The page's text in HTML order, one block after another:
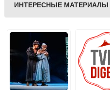
ИНТЕРЕСНЫЕ МАТЕРИАЛЫ